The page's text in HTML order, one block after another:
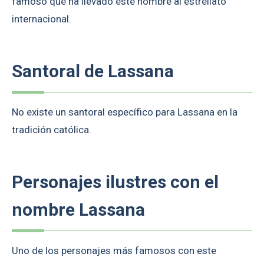
internacional.
Santoral de Lassana
No existe un santoral específico para Lassana en la
tradición católica.
Personajes ilustres con el
nombre Lassana
Uno de los personajes más famosos con este